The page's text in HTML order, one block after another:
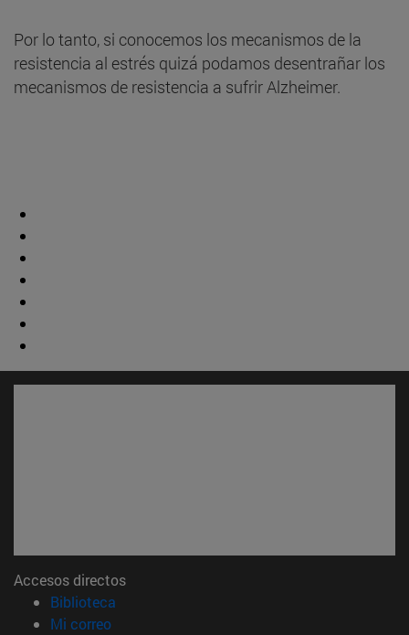
Por lo tanto, si conocemos los mecanismos de la
resistencia al estrés quizá podamos desentrañar los
mecanismos de resistencia a sufrir Alzheimer.
Accesos directos
Biblioteca
Mi correo(abre en nueva ventana)